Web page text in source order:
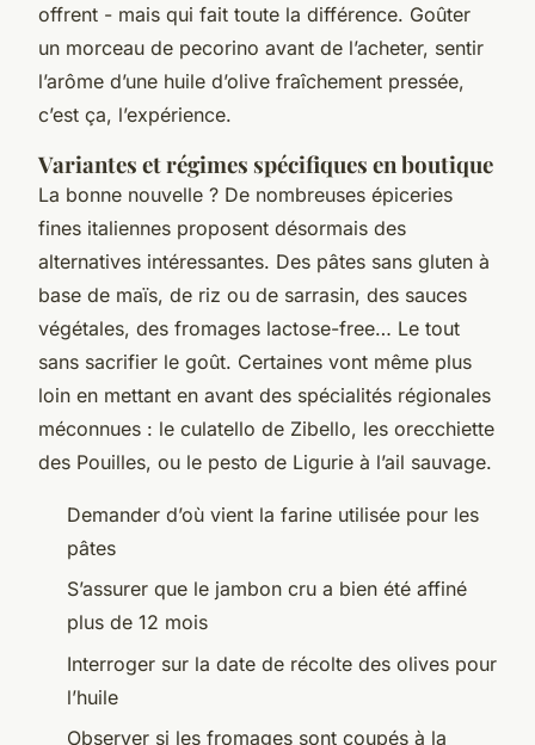
offrent - mais qui fait toute la différence. Goûter
un morceau de pecorino avant de l’acheter, sentir
l’arôme d’une huile d’olive fraîchement pressée,
c’est ça, l’expérience.
Variantes et régimes spécifiques en boutique
La bonne nouvelle ? De nombreuses épiceries
fines italiennes proposent désormais des
alternatives intéressantes. Des pâtes sans gluten à
base de maïs, de riz ou de sarrasin, des sauces
végétales, des fromages lactose-free… Le tout
sans sacrifier le goût. Certaines vont même plus
loin en mettant en avant des spécialités régionales
méconnues : le culatello de Zibello, les orecchiette
des Pouilles, ou le pesto de Ligurie à l’ail sauvage.
Demander d’où vient la farine utilisée pour les
pâtes
S’assurer que le jambon cru a bien été affiné
plus de 12 mois
Interroger sur la date de récolte des olives pour
l’huile
Observer si les fromages sont coupés à la